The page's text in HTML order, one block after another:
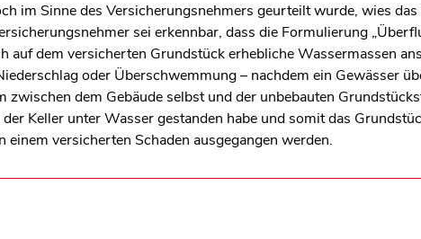
im Sinne des Versicherungsnehmers geurteilt wurde, wies das
sei erkennbar, dass die Formulierung
auf dem versicherten Grundstück erhebliche Wassermassen
oder Überschwemmung – nachdem ein Gewässer
zwischen dem Gebäude selbst und der unbebauten
Keller unter Wasser gestanden habe und somit das
einem versicherten Schaden ausgegangen werden.